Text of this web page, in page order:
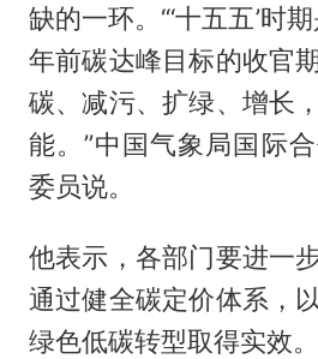
缺的一环。“‘十五五’时
年前碳达峰目标的收官
碳、减污、扩绿、增长
能。”中国气象局国际
委员说。
他表示，各部门要进一
通过健全碳定价体系，
绿色低碳转型取得实效。